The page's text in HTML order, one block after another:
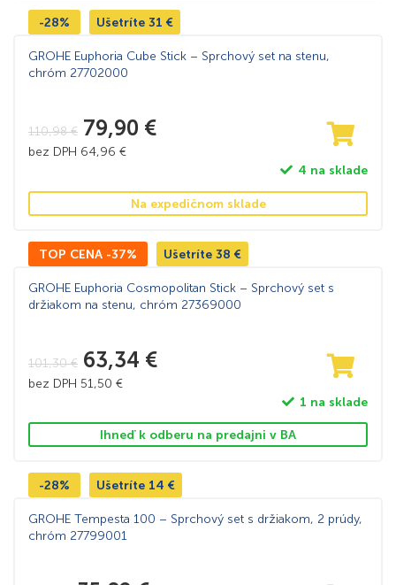
-28% Ušetríte 31 €
GROHE Euphoria Cube Stick – Sprchový set na stenu,
chróm 27702000
110,98€ 79,90 €
bez DPH 64,96 €
4 na sklade
Na expedičnom sklade
TOP CENA -37% Ušetríte 38 €
GROHE Euphoria Cosmopolitan Stick – Sprchový set s
držiakom na stenu, chróm 27369000
101,30€ 63,34 €
bez DPH 51,50 €
1 na sklade
Ihneď k odberu na predajni v BA
-28% Ušetríte 14 €
GROHE Tempesta 100 – Sprchový set s držiakom, 2 prúdy,
chróm 27799001